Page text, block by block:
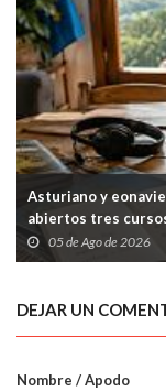
Asturiano y
abiertos tres
05 de Ago de 2026
DEJAR UN
Nombre / Apodo